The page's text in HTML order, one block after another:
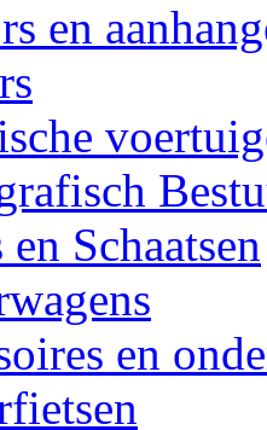
en
en Schaatsen
en